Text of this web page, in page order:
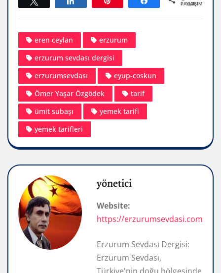
PAYLAŞIMLAR
eren ceylan
erzurum
erzurum sevdası dergisi
erzurumsevdası
eyup-coskun
Ömer Yaşar Özgödek
tarif
ümit subaşı
yemek tarifi
yemek tarifleri
yönetici
Website:
https://erzurumsevdasi.com
Erzurum Sevdası Dergisi:
Erzurum Sevdası,